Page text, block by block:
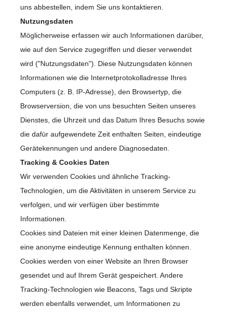
uns abbestellen, indem Sie uns kontaktieren.
Nutzungsdaten
Möglicherweise erfassen wir auch Informationen darüber,
wie auf den Service zugegriffen und dieser verwendet
wird ("Nutzungsdaten"). Diese Nutzungsdaten können
Informationen wie die Internetprotokolladresse Ihres
Computers (z. B. IP-Adresse), den Browsertyp, die
Browserversion, die von uns besuchten Seiten unseres
Dienstes, die Uhrzeit und das Datum Ihres Besuchs sowie
die dafür aufgewendete Zeit enthalten Seiten, eindeutige
Gerätekennungen und andere Diagnosedaten.
Tracking & Cookies Daten
Wir verwenden Cookies und ähnliche Tracking-
Technologien, um die Aktivitäten in unserem Service zu
verfolgen, und wir verfügen über bestimmte
Informationen.
Cookies sind Dateien mit einer kleinen Datenmenge, die
eine anonyme eindeutige Kennung enthalten können.
Cookies werden von einer Website an Ihren Browser
gesendet und auf Ihrem Gerät gespeichert. Andere
Tracking-Technologien wie Beacons, Tags und Skripte
werden ebenfalls verwendet, um Informationen zu